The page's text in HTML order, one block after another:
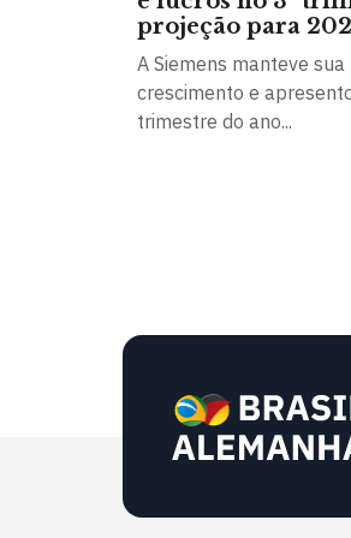
projeção para
A Siemens manteve
crescimento e
trimestre do ano...